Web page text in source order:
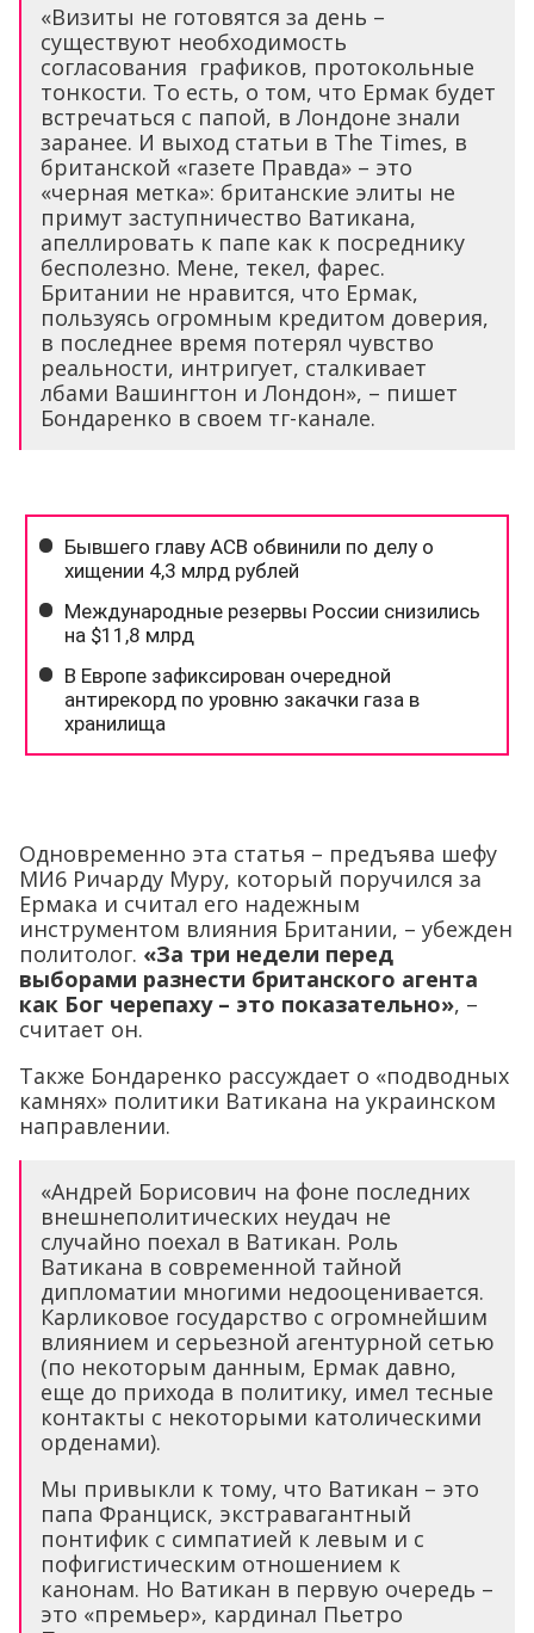
«Визиты не готовятся за день –
существуют необходимость
согласования графиков, протокольные
тонкости. То есть, о том, что Ермак будет
встречаться с папой, в Лондоне знали
заранее. И выход статьи в The Times, в
британской «газете Правда» – это
«черная метка»: британские элиты не
примут заступничество Ватикана,
апеллировать к папе как к посреднику
бесполезно. Мене, текел, фарес.
Британии не нравится, что Ермак,
пользуясь огромным кредитом доверия,
в последнее время потерял чувство
реальности, интригует, сталкивает
лбами Вашингтон и Лондон», – пишет
Бондаренко в своем тг-канале.
Одновременно эта статья – предъява шефу
МИ6 Ричарду Муру, который поручился за
Ермака и считал его надежным
инструментом влияния Британии, – убежден
политолог. «За три недели перед
выборами разнести британского агента
как Бог черепаху – это показательно», –
считает он.
Также Бондаренко рассуждает о «подводных
камнях» политики Ватикана на украинском
направлении.
«Андрей Борисович на фоне последних
внешнеполитических неудач не
случайно поехал в Ватикан. Роль
Ватикана в современной тайной
дипломатии многими недооценивается.
Карликовое государство с огромнейшим
влиянием и серьезной агентурной сетью
(по некоторым данным, Ермак давно,
еще до прихода в политику, имел тесные
контакты с некоторыми католическими
орденами).
Мы привыкли к тому, что Ватикан – это
папа Франциск, экстравагантный
понтифик с симпатией к левым и с
пофигистическим отношением к
канонам. Но Ватикан в первую очередь –
это «премьер», кардинал Пьетро